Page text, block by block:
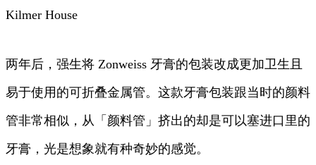
Kilmer House
两年后，强生将 Zonweiss 牙膏的包装改成更加卫生且
易于使用的可折叠金属管。这款牙膏包装跟当时的颜料
管非常相似，从「颜料管」挤出的却是可以塞进口里的
牙膏，光是想象就有种奇妙的感觉。